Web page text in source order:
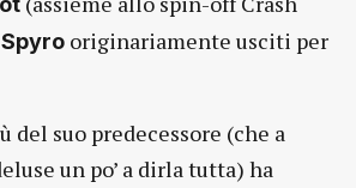
Spyro originariamente usciti per
del suo predecessore (che a
un po’ a dirla tutta) ha